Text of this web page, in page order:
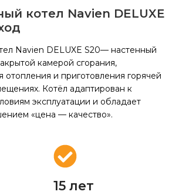
котел Navien DELUXE
Navien DELUXE S20— настенный
камерой сгорания,
отопления и приготовления горячей
Котёл адаптирован к
эксплуатации и обладает
«цена — качество».
15 лет